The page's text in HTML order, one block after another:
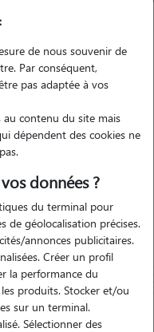
Ré
satisfaits pour
à Les Portes-
Les Portes-
Kirsti le 07-04-
de nous souvenir de
Par conséquent,
pas adaptée à vos
au contenu du site mais
dépendent des cookies ne
données ?
du terminal pour
de géolocalisation précises.
annonces publicitaires.
Créer un profil
la performance du
produits. Stocker et/ou
sur un terminal.
Sélectionner des